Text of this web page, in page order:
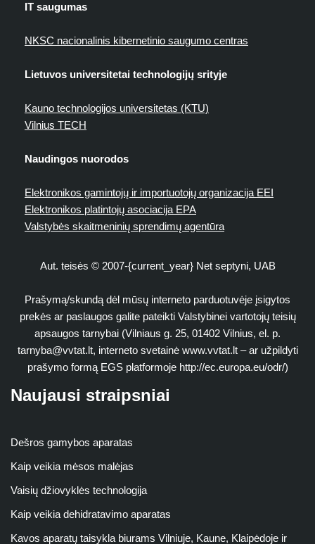
IT saugumas
NKSC nacionalinis kibernetinio saugumo centras
Lietuvos universitetai technologijų srityje
Kauno technologijos universitetas (KTU)
Vilnius TECH
Naudingos nuorodos
Elektronikos gamintojų ir importuotojų organizacija EEI
Elektronikos platintojų asociacija EPA
Valstybės skaitmeninių sprendimų agentūra
Aut. teisės © 2007-{current_year} Net septyni, UAB
Prašymą/skundą dėl mūsų interneto parduotuvėje įsigytos
prekės ar paslaugos galite pateikti Valstybinei vartotojų teisių
apsaugos tarnybai (Vilniaus g. 25, 01402 Vilnius, el. p.
tarnyba@vvtat.lt, interneto svetainė www.vvtat.lt – ar užpildyti
prašymo formą EGS platformoje http://ec.europa.eu/odr/)
Naujausi straipsniai
Dešros gamybos aparatas
Kaip veikia mėsos malėjas
Vaisių džiovyklės technologija
Kaip veikia dehidratavimo aparatas
Kavos aparatų taisykla biurams Vilniuje, Kaune, Klaipėdoje ir